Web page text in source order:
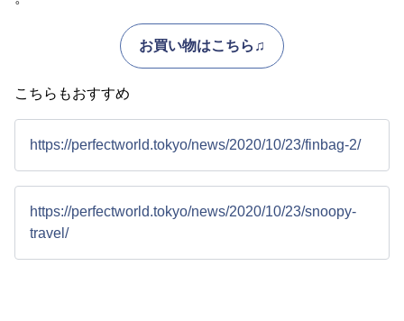
お買い物はこちら♫
こちらもおすすめ
https://perfectworld.tokyo/news/2020/10/23/finbag-2/
https://perfectworld.tokyo/news/2020/10/23/snoopy-
travel/